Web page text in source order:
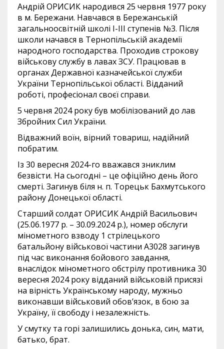
Андрій ОРИСИК народився 25 червня 1977 року
в м. Бережани. Навчався в Бережанській
загальноосвітній школі І-ІІІ ступенів №3. Після
школи начався в Тернопільській академії
народного господарства. Проходив строкову
військову службу в лавах ЗСУ. Працював в
органах Державної казначейської служби
України Тернопільської області. Відданий
роботі, професіонал своєї справи.
5 червня 2024 року був мобілізований до лав
Збройних Сил України.
Відважний воїн, вірний товариш, надійний
побратим.
Із 30 вересня 2024-го вважався зниклим
безвісти. На сьогодні – це офіційно день його
смерті. Загинув біля н. п. Торецьк Бахмутського
району Донецької області.
Старший солдат ОРИСИК Андрій Васильович
(25.06.1977 р. – 30.09.2024 р.), номер обслуги
мінометного взводу 1 стрілецького
батальйону військової частини А3028 загинув
під час виконання бойового завдання,
внаслідок мінометного обстрілу противника 30
вересня 2024 року відданий військовій присязі
на вірність Українському народу, мужньо
виконавши військовий обов’язок, в бою за
Україну, її свободу і незалежність.
У смутку та горі залишились донька, син, мати,
батько, брат.